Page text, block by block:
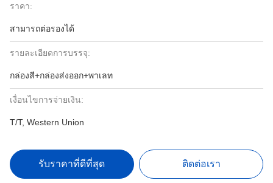
ราคา:
สามารถต่อรองได้
รายละเอียดการบรรจุ:
กล่องสี+กล่องส่งออก+พาเลท
เงื่อนไขการจ่ายเงิน:
T/T, Western Union
รับราคาที่ดีที่สุด ติดต่อเรา